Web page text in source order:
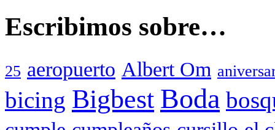
Escribimos sobre…
25 aeropuerto Albert Om
bicing Bigbest Boda